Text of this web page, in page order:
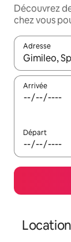
Découvrez
chez vous
Adresse
Lorsque les
Arrivée
Départ